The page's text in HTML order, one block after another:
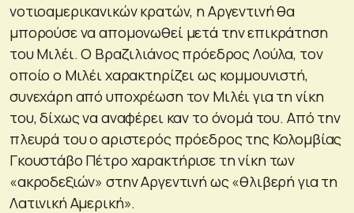
νοτιοαμερικανικών κρατών, η Αργεντινή θα
μπορούσε να απομονωθεί μετά την επικράτηση
του Μιλέι. Ο Βραζιλιάνος πρόεδρος Λούλα, τον
οποίο ο Μιλέι χαρακτηρίζει ως κομμουνιστή,
συνεχάρη από υποχρέωση τον Μιλέι για τη νίκη
του, δίχως να αναφέρει καν το όνομά του. Από την
πλευρά του ο αριστερός πρόεδρος της Κολομβίας
Γκουστάβο Πέτρο χαρακτήρισε τη νίκη των
«ακροδεξιών» στην Αργεντινή ως «θλιβερή για τη
Λατινική Αμερική».